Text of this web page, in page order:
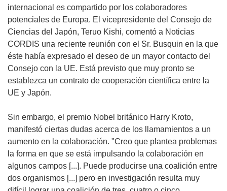
internacional es compartido por los colaboradores
potenciales de Europa. El vicepresidente del Consejo de
Ciencias del Japón, Teruo Kishi, comentó a Noticias
CORDIS una reciente reunión con el Sr. Busquin en la que
éste había expresado el deseo de un mayor contacto del
Consejo con la UE. Está previsto que muy pronto se
establezca un contrato de cooperación científica entre la
UE y Japón.
Sin embargo, el premio Nobel británico Harry Kroto,
manifestó ciertas dudas acerca de los llamamientos a un
aumento en la colaboración. "Creo que plantea problemas
la forma en que se está impulsando la colaboración en
algunos campos [...]. Puede producirse una coalición entre
dos organismos [...] pero en investigación resulta muy